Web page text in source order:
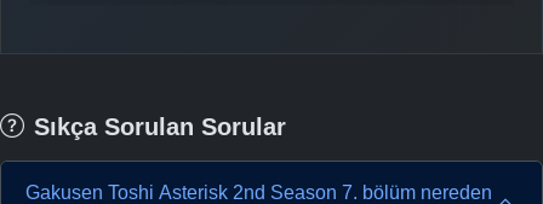
Sıkça Sorulan Sorular
Gakusen Toshi Asterisk 2nd Season 7. bölüm nereden